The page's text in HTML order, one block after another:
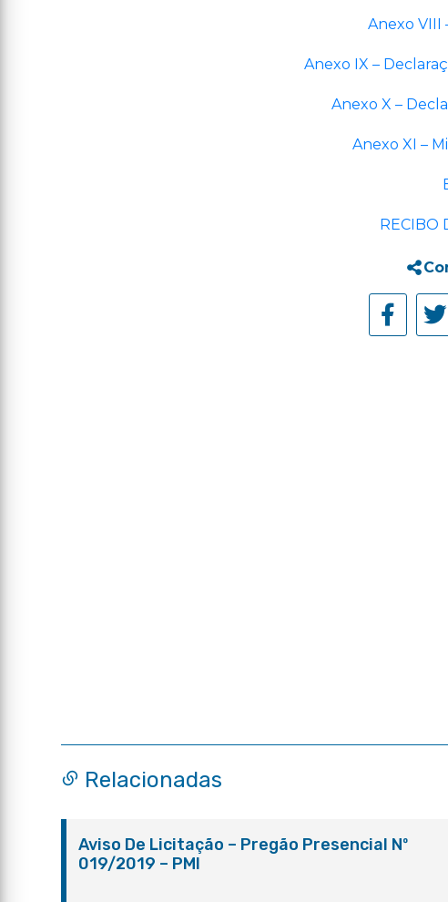
Anexo VIII
Anexo IX –
Anexo X –
Anexo XI –
RECIBO
Relacionadas
Aviso De Licitação – Pregão Presencial Nº
019/2019 – PMI